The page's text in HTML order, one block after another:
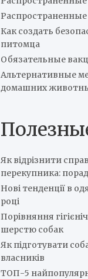
Как создать
питомца
Обязательные
Альтернативные
домашних
Як відрізнити
перекупника:
Нові тенденції в
році
Порівняння
шерстю собак
Як підготувати
власників
ТОП-5